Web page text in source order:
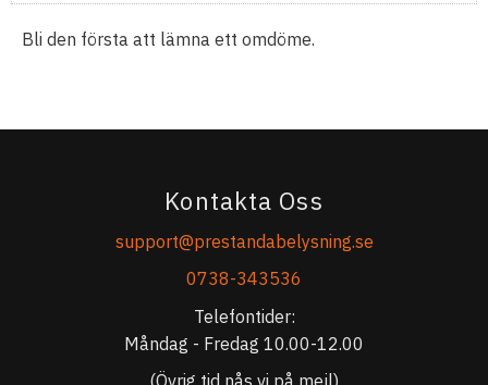
Bli den första att lämna ett omdöme.
Kontakta Oss
support@prestandabelysning.se
0738-343536
Telefontider:
Måndag - Fredag 10.00-12.00